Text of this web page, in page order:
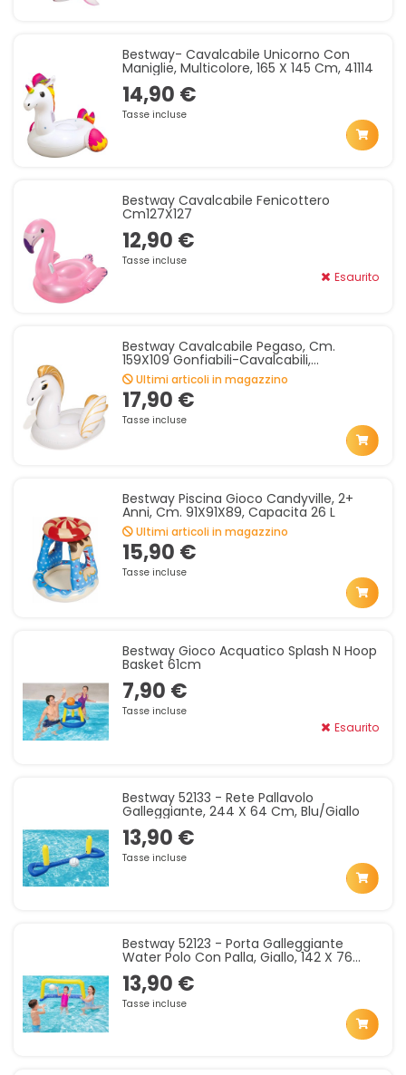
Bestway- Cavalcabile Unicorno Con
Maniglie, Multicolore, 165 X 145 Cm, 41114
14,90 €
Tasse incluse
Bestway Cavalcabile Fenicottero
Cm127X127
12,90 €
Tasse incluse
Esaurito
Bestway Cavalcabile Pegaso, Cm.
159X109 Gonfiabili-Cavalcabili,
Multicolore
Ultimi articoli in magazzino
17,90 €
Tasse incluse
Bestway Piscina Gioco Candyville, 2+
Anni, Cm. 91X91X89, Capacita 26 L
Ultimi articoli in magazzino
15,90 €
Tasse incluse
Bestway Gioco Acquatico Splash N Hoop
Basket 61cm
7,90 €
Tasse incluse
Esaurito
Bestway 52133 - Rete Pallavolo
Galleggiante, 244 X 64 Cm, Blu/Giallo
13,90 €
Tasse incluse
Bestway 52123 - Porta Galleggiante
Water Polo Con Palla, Giallo, 142 X 76
Cm
13,90 €
Tasse incluse